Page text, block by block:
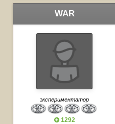
WAR
экспериментатор
1292